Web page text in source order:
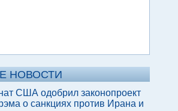
НОВОСТИ
США одобрил законопроект
о санкциях против Ирана и